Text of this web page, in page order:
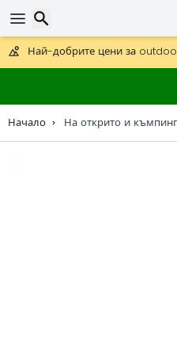
Предлага се и DHL Express за
30 дни за връщане, 90 дни
Най-добрите цени за
Начало На открито и къмпинг